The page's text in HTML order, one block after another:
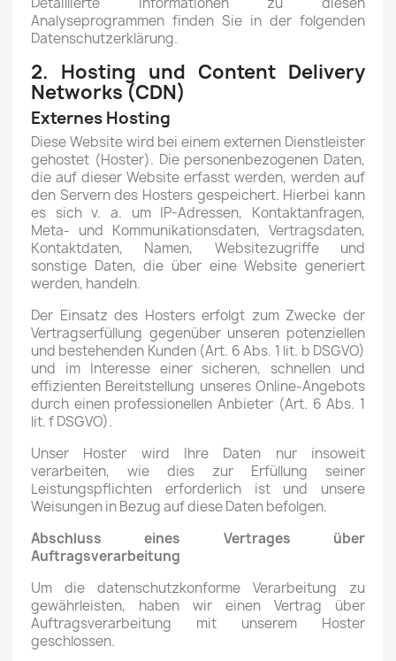
Analyseprogrammen finden Sie in der folgenden
Datenschutzerklärung.
2. Hosting und Content Delivery
Networks (CDN)
Externes Hosting
Diese Website wird bei einem externen Dienstleister
gehostet (Hoster). Die personenbezogenen Daten,
die auf dieser Website erfasst werden, werden auf
den Servern des Hosters gespeichert. Hierbei kann
es sich v. a. um IP-Adressen, Kontaktanfragen,
Meta- und Kommunikationsdaten, Vertragsdaten,
Kontaktdaten, Namen, Websitezugriffe und
sonstige Daten, die über eine Website generiert
werden, handeln.
Der Einsatz des Hosters erfolgt zum Zwecke der
Vertragserfüllung gegenüber unseren potenziellen
und bestehenden Kunden (Art. 6 Abs. 1 lit. b DSGVO)
und im Interesse einer sicheren, schnellen und
effizienten Bereitstellung unseres Online-Angebots
durch einen professionellen Anbieter (Art. 6 Abs. 1
lit. f DSGVO).
Unser Hoster wird Ihre Daten nur insoweit
verarbeiten, wie dies zur Erfüllung seiner
Leistungspflichten erforderlich ist und unsere
Weisungen in Bezug auf diese Daten befolgen.
Abschluss eines Vertrages über
Auftragsverarbeitung
Um die datenschutzkonforme Verarbeitung zu
gewährleisten, haben wir einen Vertrag über
Auftragsverarbeitung mit unserem Hoster
geschlossen.